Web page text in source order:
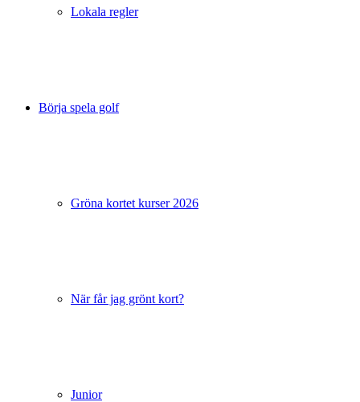
Lokala regler
Börja spela golf
Gröna kortet kurser 2026
När får jag grönt kort?
Junior